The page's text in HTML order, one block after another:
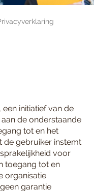
initiatief van de
de onderstaande
tot en het
de gebruiker instemt
voor
toegang tot en
organisatie
garantie